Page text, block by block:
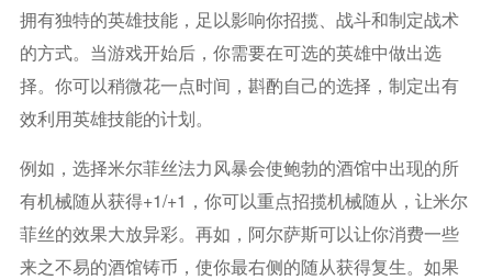
拥有独特的英雄技能，足以影响你招揽、战斗和制定战术
的方式。当游戏开始后，你需要在可选的英雄中做出选
择。你可以稍微花一点时间，斟酌自己的选择，制定出有
效利用英雄技能的计划。
例如，选择米尔菲丝法力风暴会使鲍勃的酒馆中出现的所
有机械随从获得+1/+1，你可以重点招揽机械随从，让米尔
菲丝的效果大放异彩。再如，阿尔萨斯可以让你消费一些
来之不易的酒馆铸币，使你最右侧的随从获得复生。如果